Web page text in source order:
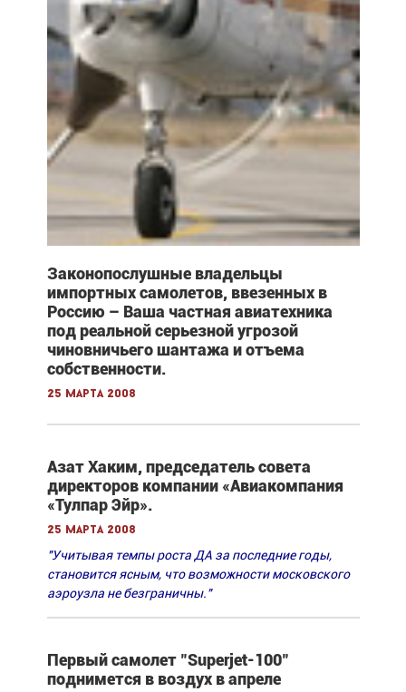
Законопослушные владельцы
импортных самолетов, ввезенных в
Россию – Ваша частная авиатехника
под реальной серьезной угрозой
чиновничьего шантажа и отъема
собственности.
25 марта 2008
Азат Хаким, председатель совета
директоров компании «Авиакомпания
«Тулпар Эйр».
25 марта 2008
"Учитывая темпы роста ДА за последние годы,
становится ясным, что возможности московского
аэроузла не безграничны."
Первый самолет "Superjet-100"
поднимется в воздух в апреле